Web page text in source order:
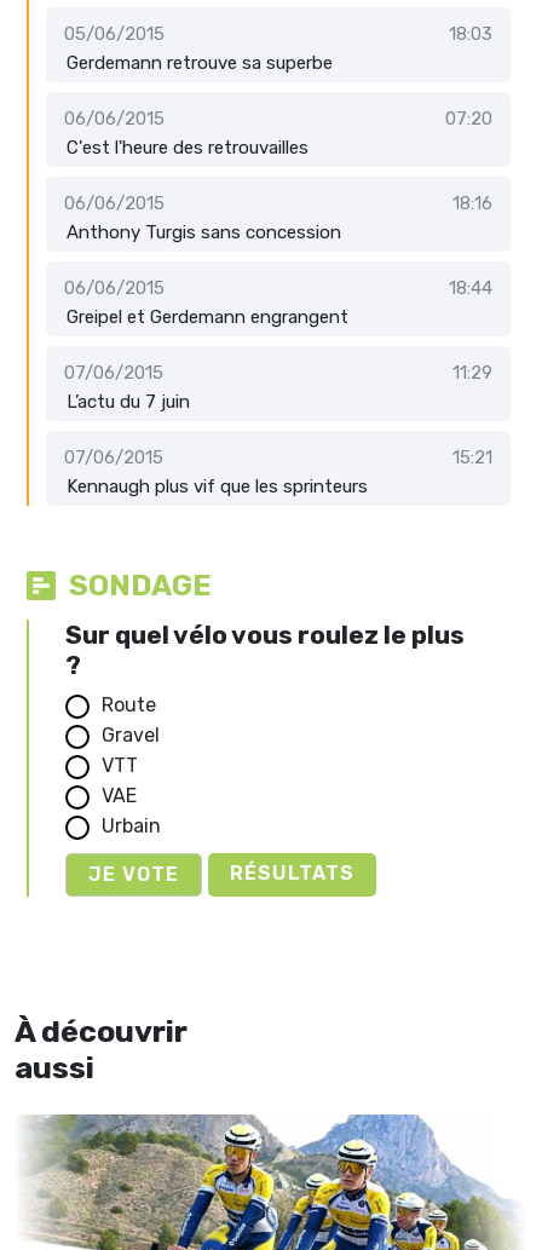
05/06/2015
18:03
Gerdemann retrouve sa superbe
06/06/2015
07:20
C'est l'heure des retrouvailles
06/06/2015
18:16
Anthony Turgis sans concession
06/06/2015
18:44
Greipel et Gerdemann engrangent
07/06/2015
11:29
L’actu du 7 juin
07/06/2015
15:21
Kennaugh plus vif que les sprinteurs
SONDAGE
Sur quel vélo vous roulez le plus
?
Route
Gravel
VTT
VAE
Urbain
RÉSULTATS
À découvrir
aussi